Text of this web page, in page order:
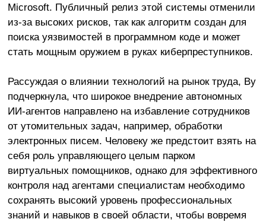
Microsoft. Публичный релиз этой системы отменили
из-за высоких рисков, так как алгоритм создан для
поиска уязвимостей в программном коде и может
стать мощным оружием в руках киберпреступников.
Рассуждая о влиянии технологий на рынок труда, Ву
подчеркнула, что широкое внедрение автономных
ИИ-агентов направлено на избавление сотрудников
от утомительных задач, например, обработки
электронных писем. Человеку же предстоит взять на
себя роль управляющего целым парком
виртуальных помощников, однако для эффективного
контроля над агентами специалистам необходимо
сохранять высокий уровень профессиональных
знаний и навыков в своей области, чтобы вовремя